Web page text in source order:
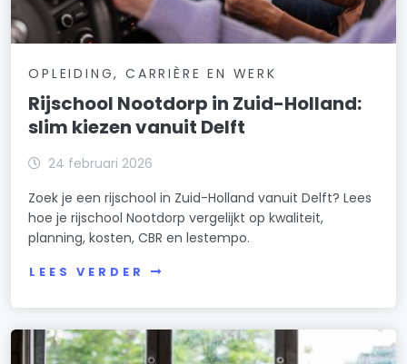
OPLEIDING, CARRIÈRE EN WERK
Rijschool Nootdorp in Zuid-Holland:
slim kiezen vanuit Delft
24 februari 2026
Zoek je een rijschool in Zuid-Holland vanuit Delft? Lees
hoe je rijschool Nootdorp vergelijkt op kwaliteit,
planning, kosten, CBR en lestempo.
LEES VERDER